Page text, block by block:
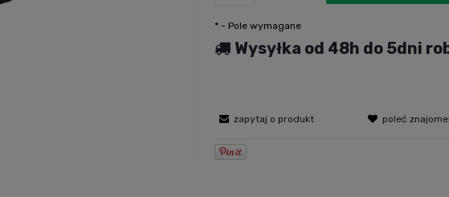
*- Pole wymagane
Wysyłka od 48h do 5dni
zapytaj o produkt poleć